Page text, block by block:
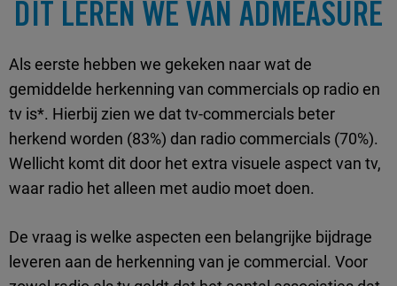
DIT LEREN WE VAN ADMEASURE
Als eerste hebben we gekeken naar wat de
gemiddelde herkenning van commercials op radio en
tv is*. Hierbij zien we dat tv-commercials beter
herkend worden (83%) dan radio commercials (70%).
Wellicht komt dit door het extra visuele aspect van tv,
waar radio het alleen met audio moet doen.
De vraag is welke aspecten een belangrijke bijdrage
leveren aan de herkenning van je commercial. Voor